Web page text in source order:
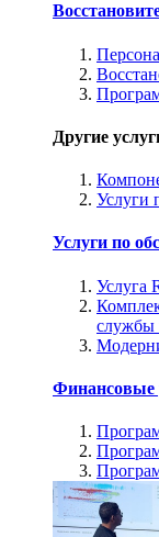
Другие
Услуги
Услуги по
Услуга
службы
Финансовые